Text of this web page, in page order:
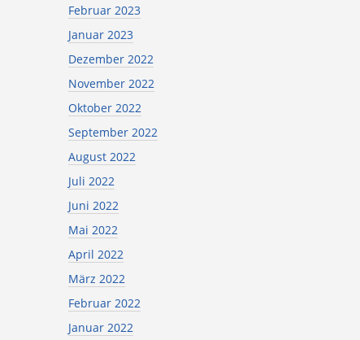
Februar 2023
Januar 2023
Dezember 2022
November 2022
Oktober 2022
September 2022
August 2022
Juli 2022
Juni 2022
Mai 2022
April 2022
März 2022
Februar 2022
Januar 2022